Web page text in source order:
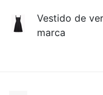
Vestido de
marca